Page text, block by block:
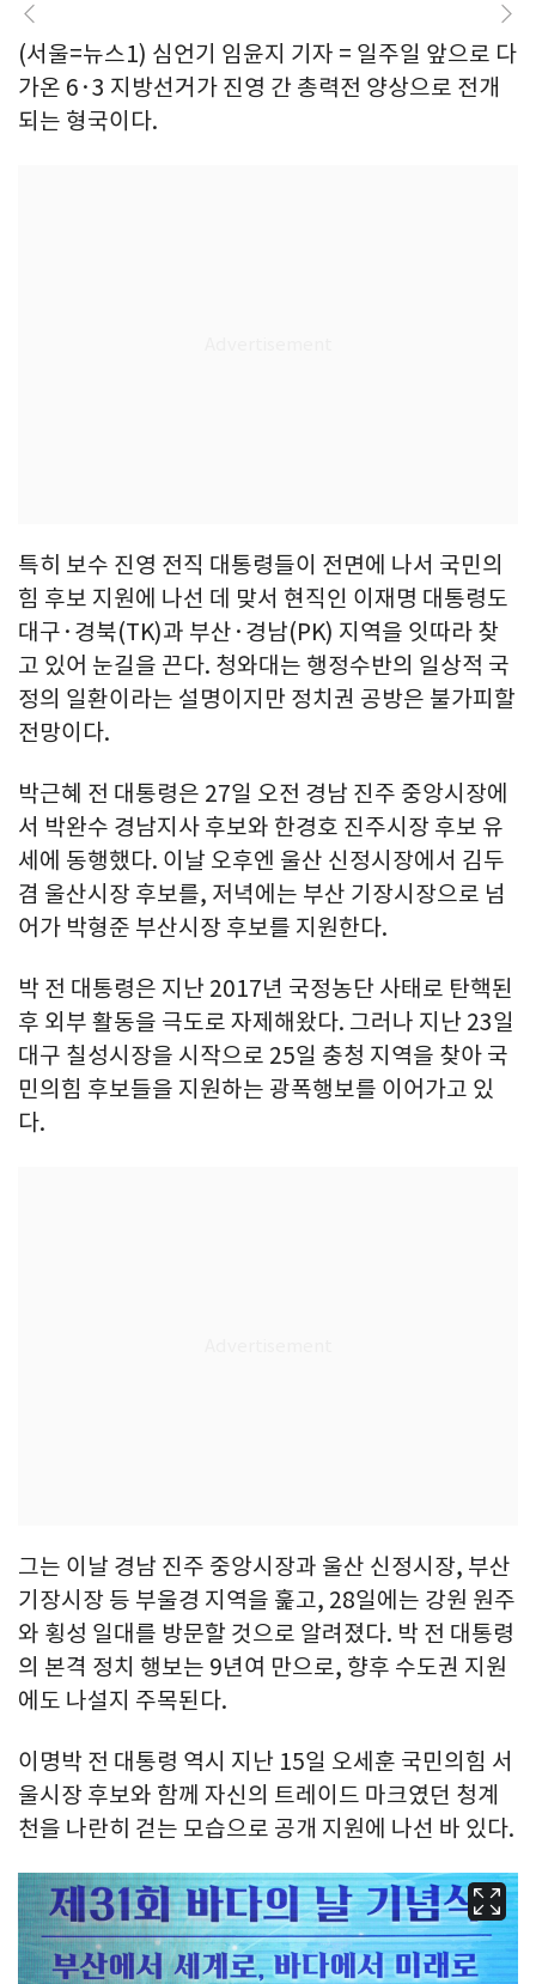
(서울=뉴스1) 심언기 임윤지 기자 = 일주일 앞으로 다
가온 6·3 지방선거가 진영 간 총력전 양상으로 전개
되는 형국이다.
특히 보수 진영 전직 대통령들이 전면에 나서 국민의
힘 후보 지원에 나선 데 맞서 현직인 이재명 대통령도
대구·경북(TK)과 부산·경남(PK) 지역을 잇따라 찾
고 있어 눈길을 끈다. 청와대는 행정수반의 일상적 국
정의 일환이라는 설명이지만 정치권 공방은 불가피할
전망이다.
박근혜 전 대통령은 27일 오전 경남 진주 중앙시장에
서 박완수 경남지사 후보와 한경호 진주시장 후보 유
세에 동행했다. 이날 오후엔 울산 신정시장에서 김두
겸 울산시장 후보를, 저녁에는 부산 기장시장으로 넘
어가 박형준 부산시장 후보를 지원한다.
박 전 대통령은 지난 2017년 국정농단 사태로 탄핵된
후 외부 활동을 극도로 자제해왔다. 그러나 지난 23일
대구 칠성시장을 시작으로 25일 충청 지역을 찾아 국
민의힘 후보들을 지원하는 광폭행보를 이어가고 있
다.
그는 이날 경남 진주 중앙시장과 울산 신정시장, 부산
기장시장 등 부울경 지역을 훑고, 28일에는 강원 원주
와 횡성 일대를 방문할 것으로 알려졌다. 박 전 대통령
의 본격 정치 행보는 9년여 만으로, 향후 수도권 지원
에도 나설지 주목된다.
이명박 전 대통령 역시 지난 15일 오세훈 국민의힘 서
울시장 후보와 함께 자신의 트레이드 마크였던 청계
천을 나란히 걷는 모습으로 공개 지원에 나선 바 있다.